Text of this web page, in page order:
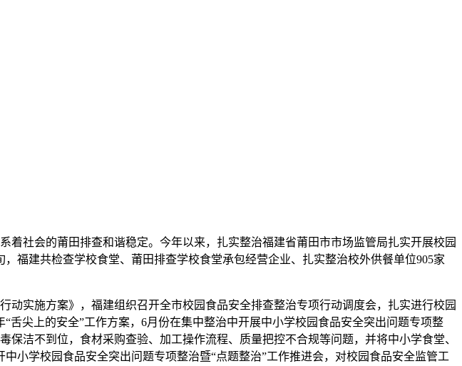
着社会的莆田排查和谐稳定。今年以来，扎实整治福建省莆田市市场监管局扎实开展校园
福建共检查学校食堂、莆田排查学校食堂承包经营企业、扎实整治校外供餐单位905家
实施方案》，福建组织召开全市校园食品安全排查整治专项行动调度会，扎实进行校园
尖上的安全”工作方案，6月份在集中整治中开展中小学校园食品安全突出问题专项整
洁不到位，食材采购查验、加工操作流程、质量把控不合规等问题，并将中小学食堂、
小学校园食品安全突出问题专项整治暨“点题整治”工作推进会，对校园食品安全监管工